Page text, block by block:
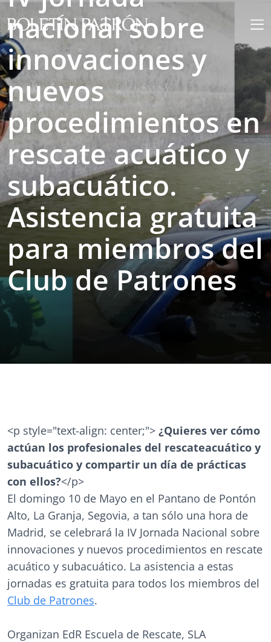
nacional sobre
innovaciones y
nuevos
procedimientos en
rescate acuático y
subacuático.
Asistencia gratuita
para miembros del
Club de Patrones
<p style="text-align: center;"> ¿Quieres ver cómo
actúan los profesionales del rescateacuático y
subacuático y compartir un día de prácticas
con ellos?</p>
El domingo 10 de Mayo en el Pantano de Pontón
Alto, La Granja, Segovia, a tan sólo una hora de
Madrid, se celebrará la IV Jornada Nacional sobre
innovaciones y nuevos procedimientos en rescate
acuático y subacuático. La asistencia a estas
jornadas es gratuita para todos los miembros del
Club de Patrones.
Organizan EdR Escuela de Rescate, SLA